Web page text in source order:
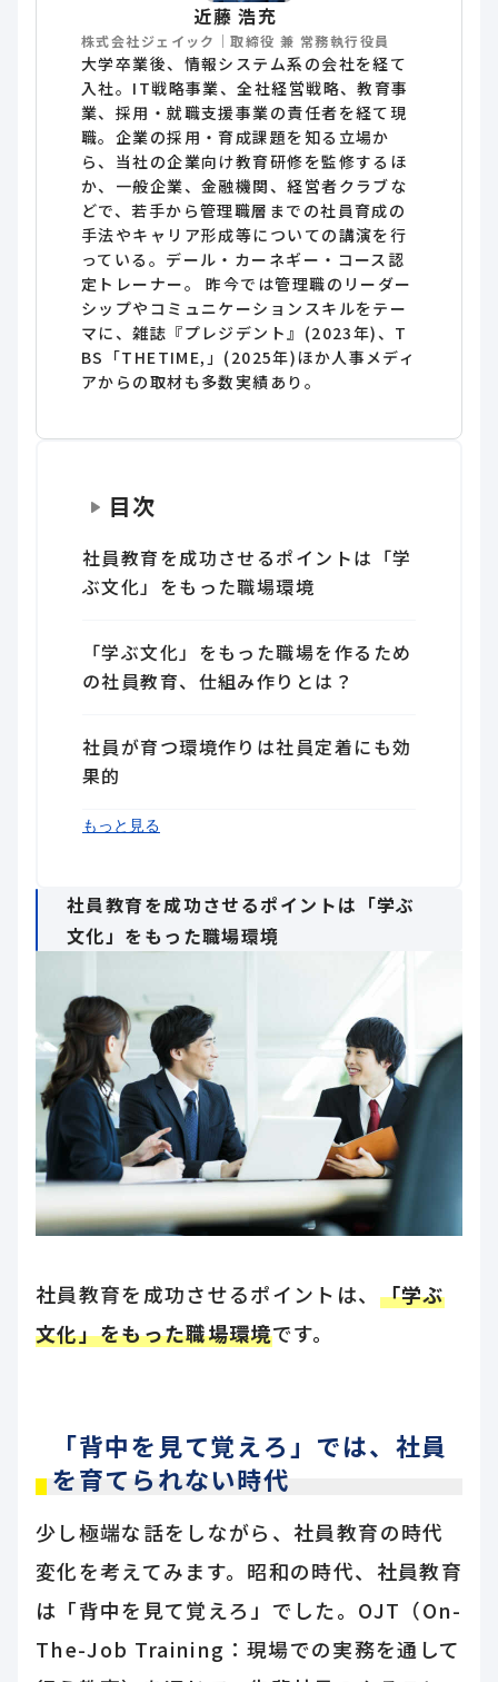
近藤 浩充
株式会社ジェイック｜取締役 兼 常務執行役員
大学卒業後、情報システム系の会社を経て
入社。IT戦略事業、全社経営戦略、教育事
業、採用・就職支援事業の責任者を経て現
職。企業の採用・育成課題を知る立場か
ら、当社の企業向け教育研修を監修するほ
か、一般企業、金融機関、経営者クラブな
どで、若手から管理職層までの社員育成の
手法やキャリア形成等についての講演を行
っている。デール・カーネギー・コース認
定トレーナー。 昨今では管理職のリーダー
シップやコミュニケーションスキルをテー
マに、雑誌『プレジデント』(2023年)、T
BS「THETIME,」(2025年)ほか人事メディ
アからの取材も多数実績あり。
目次
社員教育を成功させるポイントは「学
ぶ文化」をもった職場環境
「学ぶ文化」をもった職場を作るため
の社員教育、仕組み作りとは？
社員が育つ環境作りは社員定着にも効
果的
まとめ
もっと見る
社員教育を成功させるポイントは「学ぶ
文化」をもった職場環境
社員教育を成功させるポイントは、 「学ぶ
文化」をもった職場環境です。
「背中を見て覚えろ」では、社員
を育てられない時代
少し極端な話をしながら、社員教育の時代
変化を考えてみます。昭和の時代、社員教育
は「背中を見て覚えろ」でした。OJT（On-
The-Job Training：現場での実務を通して